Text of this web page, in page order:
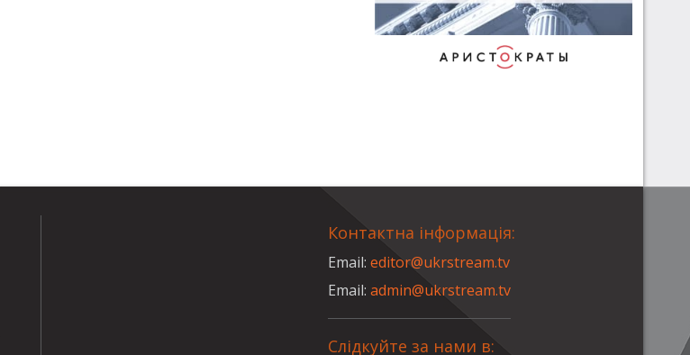
Контактна інформація:
Email:editor@ukrstream.tv
Email:admin@ukrstream.tv
Слідкуйте за нами в: